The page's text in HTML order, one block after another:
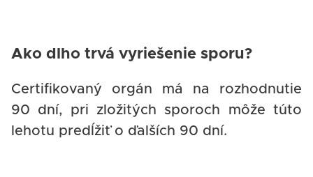
Ako dlho trvá vyriešenie sporu?
Certifikovaný orgán má na rozhodnutie
90 dní, pri zložitých sporoch môže túto
lehotu predĺžiť o ďalších 90 dní.